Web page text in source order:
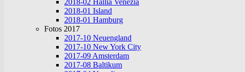
2018-02 Hallia Venezia
2018-01 Island
2018-01 Hamburg
Fotos 2017
2017-10 Neuengland
2017-10 New York City
2017-09 Amsterdam
2017-08 Baltikum